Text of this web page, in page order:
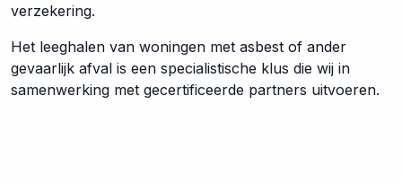
verzekering.
Het leeghalen van woningen met asbest of ander
gevaarlijk afval is een specialistische klus die wij in
samenwerking met gecertificeerde partners uitvoeren.